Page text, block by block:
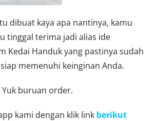
dibuat kaya apa nantinya, kamu
tinggal terima jadi alias ide
Kedai Handuk yang pastinya sudah
memenuhi keinginan Anda.
Yuk buruan order.
kami dengan klik link berikut